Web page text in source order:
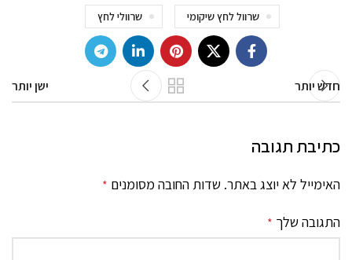
שרוול לחץ שיקומי שרוולי לחץ
חדש יותר ישן יותר
כתיבת תגובה
האימייל לא יוצג באתר. שדות החובה מסומנים *
התגובה שלך *